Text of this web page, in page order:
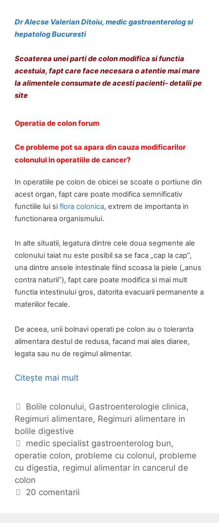
f
a
i
t
a
e
l
u
u
l
g
a
t
r
o
e
s
a
g
i
e
r
i
e
h
a
Dr Alecse Valerian Ditoiu, medic gastroenterolog si
hepatolog Bucuresti
Scoaterea unei parti de colon modifica si functia
acestuia, fapt care face necesara o atentie mai mare
la alimentele consumate de acesti pacienti- detalii pe
site
Operatia de colon forum
Ce probleme pot sa apara din cauza modificarilor
colonului in operatiile de cancer?
In operatiile pe colon de obicei se scoate o portiune din
acest organ, fapt care poate modifica semnificativ
functiile lui si flora colonica, extrem de importanta in
functionarea organismului.
In alte situatii, legatura dintre cele doua segmente ale
colonului taiat nu este posibil sa se faca „cap la cap”,
una dintre ansele intestinale fiind scoasa la piele („anus
contra naturii”), fapt care poate modifica si mai mult
functia intestinului gros, datorita evacuarii permanente a
materiilor fecale.
De aceea, unii bolnavi operati pe colon au o toleranta
alimentara destul de redusa, facand mai ales diaree,
legata sau nu de regimul alimentar.
Citește mai mult
g
i
u
a
i
C
a
t
e
g
o
r
i
Bolile colonului, Gastroenterologie clinica,
Regimuri alimentare, Regimuri alimentare in
bolile digestive
E
t
i
c
h
medic specialist gastroenterolog bun,
operatie colon, probleme cu colonul, probleme
cu digestia, regimul alimentar in cancerul de
colon
20 comentarii